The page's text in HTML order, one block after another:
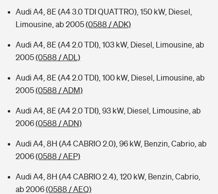
Audi A4, 8E (A4 3.0 TDI QUATTRO), 150 kW, Diesel,
Limousine, ab 2005(0588 / ADK)
Audi A4, 8E (A4 2.0 TDI), 103 kW, Diesel, Limousine, ab
2005(0588 / ADL)
Audi A4, 8E (A4 2.0 TDI), 100 kW, Diesel, Limousine, ab
2005(0588 / ADM)
Audi A4, 8E (A4 2.0 TDI), 93 kW, Diesel, Limousine, ab
2006(0588 / ADN)
Audi A4, 8H (A4 CABRIO 2.0), 96 kW, Benzin, Cabrio, ab
2006(0588 / AEP)
Audi A4, 8H (A4 CABRIO 2.4), 120 kW, Benzin, Cabrio,
ab 2006(0588 / AEQ)